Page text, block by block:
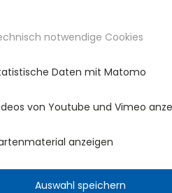
notwendige Cookies
Daten mit Matomo
von Youtube und Vimeo
anzeigen
Auswahl speichern